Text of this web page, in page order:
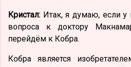
Кристал: Итак, я думаю, если у
вопроса к доктору
перейдём к Кобра.
Кобра является